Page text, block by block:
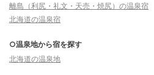
離島（利尻・礼文・天売・焼尻）の温泉宿
北海道の温泉宿
○温泉地から宿を探す
北海道の温泉地